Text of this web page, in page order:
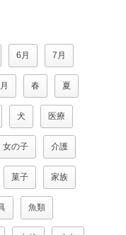
6月 7月
春 夏
犬 医療
女の子 介護
菓子 家族
魚類